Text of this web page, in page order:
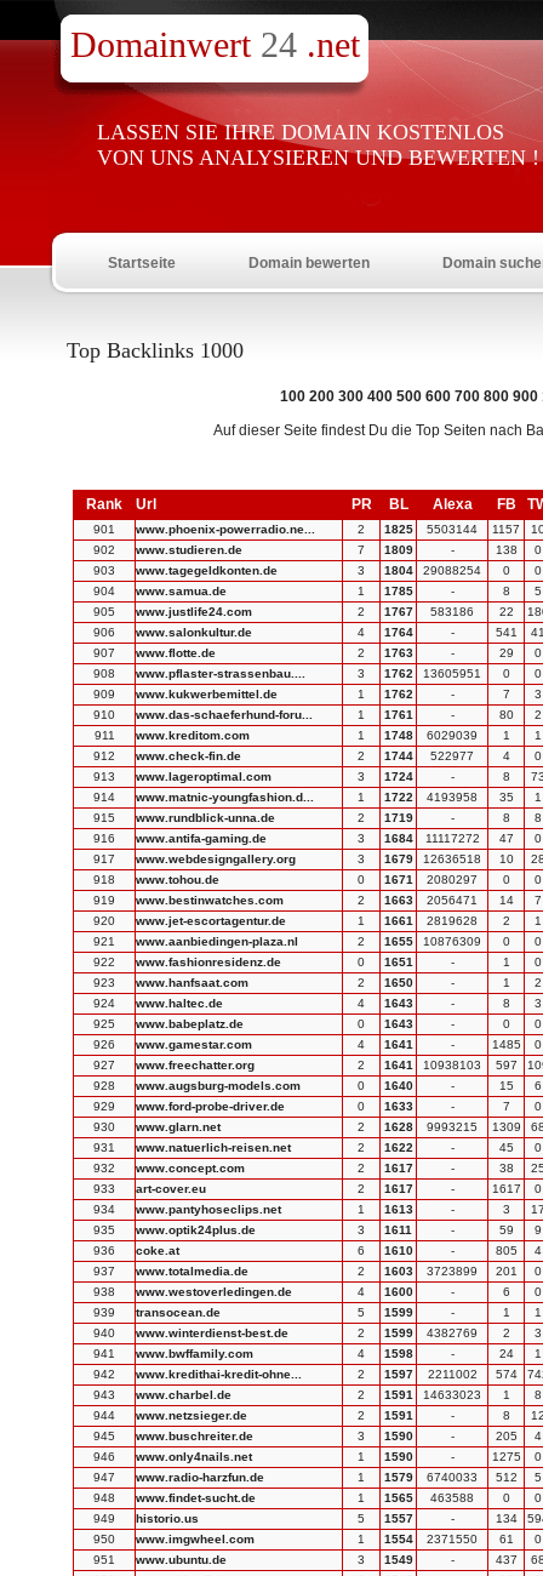
Domainwert 24 .net
LASSEN SIE IHRE DOMAIN KOSTENLOS
VON UNS ANALYSIEREN UND BEWERTEN !
Startseite Domain bewerten Domain
Top Backlinks 1000
100 200 300 400 500 600 700 800 900
Auf dieser Seite findest Du die Top Seiten nach
Rank Url PR BL Alexa FB
901 www.phoenix-powerradio.ne... 2 1825 5503144 1157
902
www.studieren.de 7 1809 - 138
0
903
www.tagegeldkonten.de 3 1804 29088254 0
0
904
www.samua.de 1 1785 - 8
5
905
www.justlife24.com 2 1767 583186 22
906
www.salonkultur.de 4 1764 - 541
907
www.flotte.de 2 1763 - 29
0
908
www.pflaster-strassenbau.... 3 1762 13605951 0
0
909
www.kukwerbemittel.de 1 1762 - 7
3
910
www.das-schaeferhund-foru... 1 1761 - 80
2
911
www.kreditom.com 1 1748 6029039 1
1
912
www.check-fin.de 2 1744 522977 4
0
913
www.lageroptimal.com 3 1724 - 8
914
www.matnic-youngfashion.d... 1 1722 4193958 35
1
915
www.rundblick-unna.de 2 1719 - 8
8
916
www.antifa-gaming.de 3 1684 11117272 47
0
917
www.webdesigngallery.org 3 1679 12636518 10
918
www.tohou.de 0 1671 2080297 0
0
919
www.bestinwatches.com 2 1663 2056471 14
7
920
www.jet-escortagentur.de 1 1661 2819628 2
1
921
www.aanbiedingen-plaza.nl 2 1655 10876309 0
0
922
www.fashionresidenz.de 0 1651 - 1
0
923
www.hanfsaat.com 2 1650 - 1
2
924
www.haltec.de 4 1643 - 8
3
925
www.babeplatz.de 0 1643 - 0
0
926
www.gamestar.com 4 1641 - 1485
0
927
www.freechatter.org 2 1641 10938103 597
928
www.augsburg-models.com 0 1640 - 15
6
929
www.ford-probe-driver.de 0 1633 - 7
0
930
www.glarn.net 2 1628 9993215 1309
931
www.natuerlich-reisen.net 2 1622 - 45
0
932
www.concept.com 2 1617 - 38
933
art-cover.eu 2 1617 - 1617
0
934
www.pantyhoseclips.net 1 1613 - 3
935
www.optik24plus.de 3 1611 - 59
9
936
coke.at 6 1610 - 805
4
937
www.totalmedia.de 2 1603 3723899 201
0
938
www.westoverledingen.de 4 1600 - 6
0
939
transocean.de 5 1599 - 1
1
940
www.winterdienst-best.de 2 1599 4382769 2
3
941
www.bwffamily.com 4 1598 - 24
1
942
www.kredithai-kredit-ohne... 2 1597 2211002 574
943
www.charbel.de 2 1591 14633023 1
8
944
www.netzsieger.de 2 1591 - 8
945
www.buschreiter.de 3 1590 - 205
4
946
www.only4nails.net 1 1590 - 1275
0
947
www.radio-harzfun.de 1 1579 6740033 512
5
948
www.findet-sucht.de 1 1565 463588 0
0
949
historio.us 5 1557 - 134
950
www.imgwheel.com 1 1554 2371550 61
0
951
www.ubuntu.de 3 1549 - 437